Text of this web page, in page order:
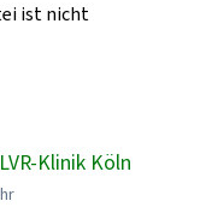
ist nicht
Klinik Köln